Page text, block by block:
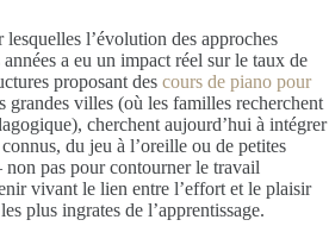
lesquelles l’évolution des approches
a eu un impact réel sur le taux de
proposant des cours de piano pour
grandes villes (où les familles recherchent
cherchent aujourd’hui à intégrer
du jeu à l’oreille ou de petites
pas pour contourner le travail
vivant le lien entre l’effort et le plaisir
plus ingrates de l’apprentissage.